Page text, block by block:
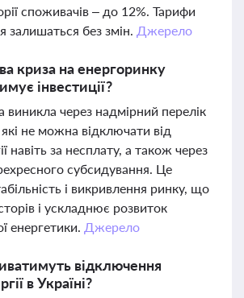
споживачів – до 12%. Тарифи
залишаться без змін. Джерело
криза на енергоринку
інвестиції?
виникла через надмірний перелік
не можна відключати від
навіть за несплату, а також через
субсидування. Це
і викривлення ринку, що
і ускладнює розвиток
енергетики. Джерело
відключення
в Україні?